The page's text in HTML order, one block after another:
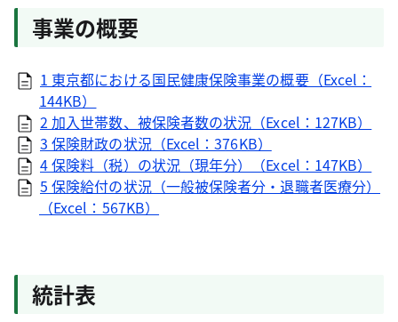
事業の概要
1 東京都における国民健康保険事業の概要（Excel：
144KB）
2 加入世帯数、被保険者数の状況（Excel：127KB）
3 保険財政の状況（Excel：376KB）
4 保険料（税）の状況（現年分）（Excel：147KB）
5 保険給付の状況（一般被保険者分・退職者医療分）
（Excel：567KB）
統計表